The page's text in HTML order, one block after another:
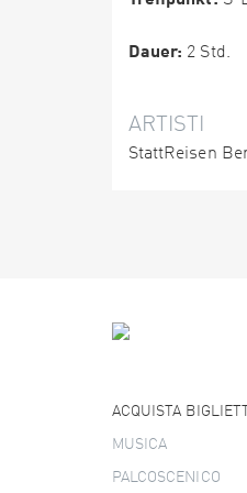
Dauer: 2 Std.
ARTISTI
StattReisen
ACQUISTA BIGLIETTI
MUSICA
PALCOSCENICO